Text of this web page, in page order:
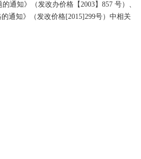
通知》（发改办价格【2003】857 号）、
通知》（发改价格[2015]299号）中相关